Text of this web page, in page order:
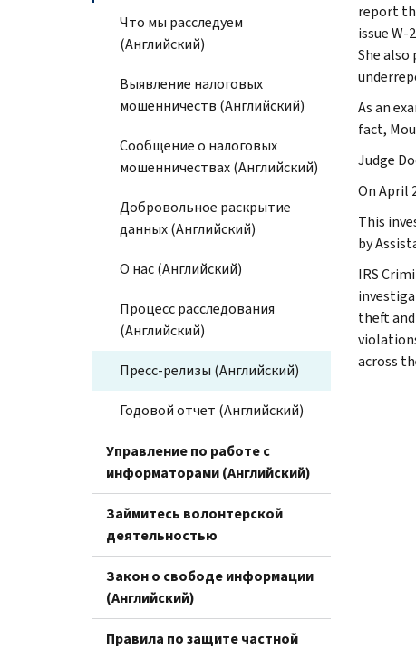
Что мы расследуем
(Английский)
Выявление налоговых
мошенничеств (Английский)
Сообщение о налоговых
мошенничествах (Английский)
Добровольное раскрытие
данных (Английский)
О нас (Английский)
Процесс расследования
(Английский)
Пресс-релизы (Английский)
Годовой отчет (Английский)
Управление по работе с
информаторами (Английский)
Займитесь волонтерской
деятельностью
Закон о свободе информации
(Английский)
Правила по защите частной
report
issue
She
As an
fact,
Judge
On April
This
by
IRS
theft
across